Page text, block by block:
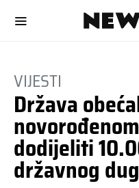
VIJESTI
Država
dodijeliti
državnog